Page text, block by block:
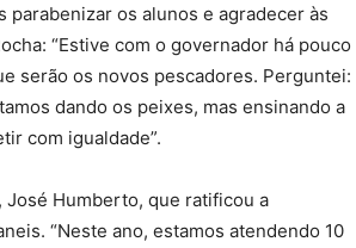
os alunos e agradecer às
“Estive com o governador há pouco
serão os novos pescadores. Perguntei:
dando os peixes, mas ensinando a
com igualdade”.
Humberto, que ratificou a
“Neste ano, estamos atendendo 10